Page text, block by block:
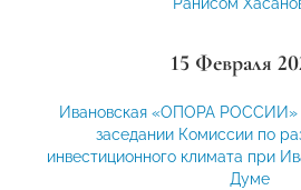
Ранисом
15 Февраля
Ивановская «ОПОРА РОССИИ»
заседании Комиссии по
инвестиционного климата при
Думе